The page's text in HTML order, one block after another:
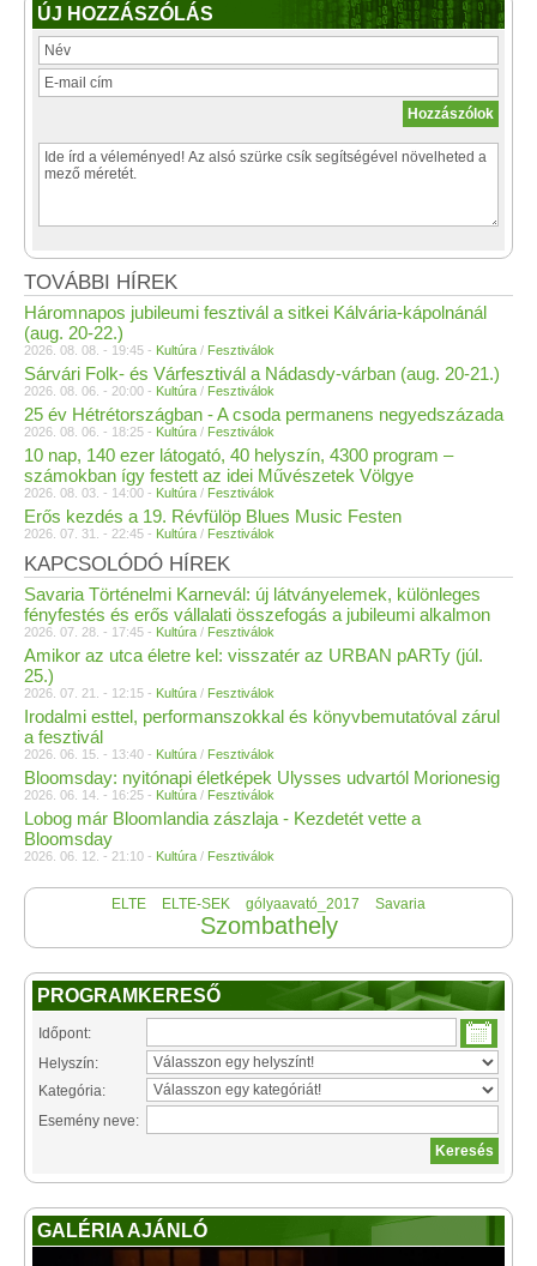
ÚJ HOZZÁSZÓLÁS
TOVÁBBI HÍREK
Háromnapos jubileumi fesztivál a sitkei Kálvária-kápolnánál
(aug. 20-22.)
2026. 08. 08. - 19:45 - Kultúra / Fesztiválok
Sárvári Folk- és Várfesztivál a Nádasdy-várban (aug. 20-21.)
2026. 08. 06. - 20:00 - Kultúra / Fesztiválok
25 év Hétrétországban - A csoda permanens negyedszázada
2026. 08. 06. - 18:25 - Kultúra / Fesztiválok
10 nap, 140 ezer látogató, 40 helyszín, 4300 program –
számokban így festett az idei Művészetek Völgye
2026. 08. 03. - 14:00 - Kultúra / Fesztiválok
Erős kezdés a 19. Révfülöp Blues Music Festen
2026. 07. 31. - 22:45 - Kultúra / Fesztiválok
KAPCSOLÓDÓ HÍREK
Savaria Történelmi Karnevál: új látványelemek, különleges
fényfestés és erős vállalati összefogás a jubileumi alkalmon
2026. 07. 28. - 17:45 - Kultúra / Fesztiválok
Amikor az utca életre kel: visszatér az URBAN pARTy (júl.
25.)
2026. 07. 21. - 12:15 - Kultúra / Fesztiválok
Irodalmi esttel, performanszokkal és könyvbemutatóval zárul
a fesztivál
2026. 06. 15. - 13:40 - Kultúra / Fesztiválok
Bloomsday: nyitónapi életképek Ulysses udvartól Morionesig
2026. 06. 14. - 16:25 - Kultúra / Fesztiválok
Lobog már Bloomlandia zászlaja - Kezdetét vette a
Bloomsday
2026. 06. 12. - 21:10 - Kultúra / Fesztiválok
ELTE ELTE-SEK gólyaavató_2017 Savaria
Szombathely
PROGRAMKERESŐ
Időpont:
Helyszín:
Kategória:
Esemény neve:
GALÉRIA AJÁNLÓ